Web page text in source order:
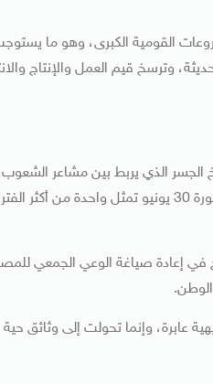
القومية الكبرى، وهو ما
وترسخ قيم العمل والإنتاج
الجسر الذي يربط بين مشاعر
السياسية والاجتماعية الكبرى التي تمر بها الأوطان، مشيراً إلى أن المرحلة التي أعقبت ثورة 30
في إعادة صياغة الوعي الجمعي
عابرة، وإنما تحولت إلى وثائق